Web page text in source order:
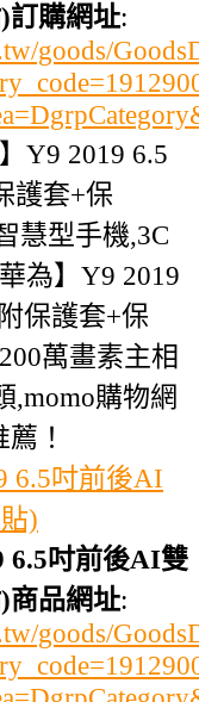
訂購網址:
goods/
Y9 2019 6.5
護套+保
慧型手機,3C
為】Y9 2019
保護套+保
萬畫素主相
,momo購物網
！
6.5吋前後AI
)
6.5吋前後AI雙
商品網址:
goods/